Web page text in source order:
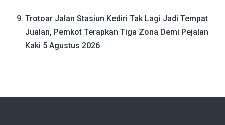
Trotoar Jalan Stasiun Kediri Tak Lagi Jadi Tempat
Jualan, Pemkot Terapkan Tiga Zona Demi Pejalan
Kaki 5 Agustus 2026